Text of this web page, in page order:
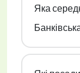
Яка